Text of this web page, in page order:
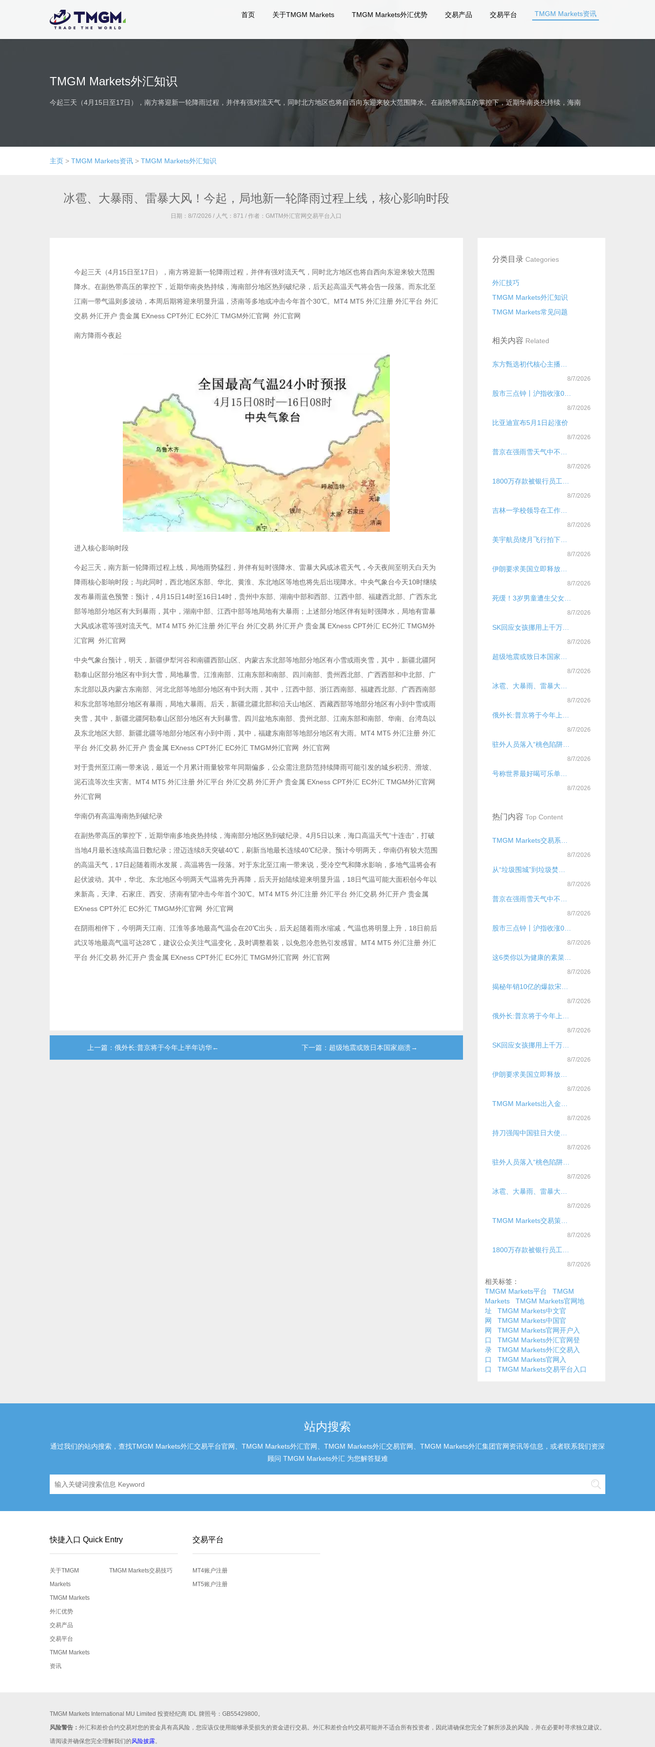
首页 关于TMGM Markets TMGM Markets外汇优势 交易产品 交易平台 TMGM Markets资讯
TMGM Markets外汇知识
今起三天（4月15日至17日），南方将迎新一轮降雨过程，并伴有强对流天气，同时北方地区也将自西向东迎来较大范围降水。在副热带高压的掌控下，近期华南炎热持续，海南
主页 > TMGM Markets资讯 > TMGM Markets外汇知识
冰雹、大暴雨、雷暴大风！今起，局地新一轮降雨过程上线，核心影响时段
日期：8/7/2026 / 人气：871 / 作者：GMTM外汇官网交易平台入口
今起三天（4月15日至17日），南方将迎新一轮降雨过程，并伴有强对流天气，同时北方地区也将自西向东迎来较大范围
降水。在副热带高压的掌控下，近期华南炎热持续，海南部分地区热到破纪录，后天起高温天气将会告一段落。而东北至
江南一带气温则多波动，本周后期将迎来明显升温，济南等多地或冲击今年首个30℃。MT4 MT5 外汇注册 外汇平台 外汇
交易 外汇开户 贵金属 EXness CPT外汇 EC外汇 TMGM外汇官网 外汇官网
南方降雨今夜起
进入核心影响时段
今起三天，南方新一轮降雨过程上线，局地雨势猛烈，并伴有短时强降水、雷暴大风或冰雹天气，今天夜间至明天白天为
降雨核心影响时段；与此同时，西北地区东部、华北、黄淮、东北地区等地也将先后出现降水。中央气象台今天10时继续
发布暴雨蓝色预警：预计，4月15日14时至16日14时，贵州中东部、湖南中部和西部、江西中部、福建西北部、广西东北
部等地部分地区有大到暴雨，其中，湖南中部、江西中部等地局地有大暴雨；上述部分地区伴有短时强降水，局地有雷暴
大风或冰雹等强对流天气。MT4 MT5 外汇注册 外汇平台 外汇交易 外汇开户 贵金属 EXness CPT外汇 EC外汇 TMGM外
汇官网 外汇官网
中央气象台预计，明天，新疆伊犁河谷和南疆西部山区、内蒙古东北部等地部分地区有小雪或雨夹雪，其中，新疆北疆阿
勒泰山区部分地区有中到大雪，局地暴雪。江淮南部、江南东部和南部、四川南部、贵州西北部、广西西部和中北部、广
东北部以及内蒙古东南部、河北北部等地部分地区有中到大雨，其中，江西中部、浙江西南部、福建西北部、广西西南部
和东北部等地部分地区有暴雨，局地大暴雨。后天，新疆北疆北部和沿天山地区、西藏西部等地部分地区有小到中雪或雨
夹雪，其中，新疆北疆阿勒泰山区部分地区有大到暴雪。四川盆地东南部、贵州北部、江南东部和南部、华南、台湾岛以
及东北地区大部、新疆北疆等地部分地区有小到中雨，其中，福建东南部等地部分地区有大雨。MT4 MT5 外汇注册 外汇
平台 外汇交易 外汇开户 贵金属 EXness CPT外汇 EC外汇 TMGM外汇官网 外汇官网
对于贵州至江南一带来说，最近一个月累计雨量较常年同期偏多，公众需注意防范持续降雨可能引发的城乡积涝、滑坡、
泥石流等次生灾害。MT4 MT5 外汇注册 外汇平台 外汇交易 外汇开户 贵金属 EXness CPT外汇 EC外汇 TMGM外汇官网
外汇官网
华南仍有高温海南热到破纪录
在副热带高压的掌控下，近期华南多地炎热持续，海南部分地区热到破纪录。4月5日以来，海口高温天气“十连击”，打破
当地4月最长连续高温日数纪录；澄迈连续8天突破40℃，刷新当地最长连续40℃纪录。预计今明两天，华南仍有较大范围
的高温天气，17日起随着雨水发展，高温将告一段落。对于东北至江南一带来说，受冷空气和降水影响，多地气温将会有
起伏波动。其中，华北、东北地区今明两天气温将先升再降，后天开始陆续迎来明显升温，18日气温可能大面积创今年以
来新高，天津、石家庄、西安、济南有望冲击今年首个30℃。MT4 MT5 外汇注册 外汇平台 外汇交易 外汇开户 贵金属
EXness CPT外汇 EC外汇 TMGM外汇官网 外汇官网
在阴雨相伴下，今明两天江南、江淮等多地最高气温会在20℃出头，后天起随着雨水缩减，气温也将明显上升，18日前后
武汉等地最高气温可达28℃，建议公众关注气温变化，及时调整着装，以免忽冷忽热引发感冒。MT4 MT5 外汇注册 外汇
平台 外汇交易 外汇开户 贵金属 EXness CPT外汇 EC外汇 TMGM外汇官网 外汇官网
上一篇：俄外长:普京将于今年上半年访华← 下一篇：超级地震或致日本国家崩溃→
分类目录 Categories
外汇技巧
TMGM Markets外汇知识
TMGM Markets常见问题
相关内容 Related
8/7/2026
股市三点钟丨沪指收涨0.71%，重返4100点！A股近4000股飘红
8/7/2026
比亚迪宣布5月1日起涨价
8/7/2026
8/7/2026
8/7/2026
吉林一学校领导在工作群发“亲密消息” 引质疑 校方回应：是误发，已批评
8/7/2026
美宇航员绕月飞行拍下罕见“地落”：蓝色地球悄然躲进月球背后
8/7/2026
伊朗要求美国立即释放被扣押船只及人员
8/7/2026
死缓！3岁男童遭生父女友虐待致死案一审宣判
8/7/2026
SK回应女孩挪用上千万打赏主播
8/7/2026
8/7/2026
8/7/2026
8/7/2026
驻外人员落入“桃色陷阱”出卖大量国家秘密，国安机关提示
8/7/2026
号称世界最好喝可乐单瓶售价29元？可乐虽好喝，要警惕肠道被“腐蚀”
8/7/2026
热门内容 Top Content
8/7/2026
8/7/2026
8/7/2026
股市三点钟丨沪指收涨0.71%，重返4100点！A股近4000股飘红
8/7/2026
这6类你以为健康的素菜，其实约等于在“吃油”！
8/7/2026
8/7/2026
8/7/2026
SK回应女孩挪用上千万打赏主播
8/7/2026
伊朗要求美国立即释放被扣押船只及人员
8/7/2026
8/7/2026
8/7/2026
驻外人员落入“桃色陷阱”出卖大量国家秘密，国安机关提示
8/7/2026
8/7/2026
TMGM Markets交易策略优化技巧？
8/7/2026
8/7/2026
相关标签：
TMGM Markets平台
TMGM
Markets
TMGM Markets官网地
址
TMGM Markets中文官
网
TMGM Markets中国官
网
TMGM Markets官网开户入
口
TMGM Markets外汇官网登
录
TMGM Markets外汇交易入
口
TMGM Markets官网入
口
TMGM Markets交易平台入口
站内搜索
通过我们的站内搜索，查找TMGM Markets外汇交易平台官网、TMGM Markets外汇官网、TMGM Markets外汇交易官网、TMGM Markets外汇集团官网资讯等信息，或者联系我们资深
顾问 TMGM Markets外汇 为您解答疑难
快捷入口 Quick Entry
关于TMGM
Markets
TMGM Markets
外汇优势
交易产品
交易平台
TMGM Markets
资讯
TMGM Markets交易技巧
交易平台
MT4账户注册
MT5账户注册
TMGM Markets International MU Limited 投资经纪商 IDL 牌照号：GB55429800。
风险警告： 外汇和差价合约交易对您的资金具有高风险，您应该仅使用能够承受损失的资金进行交易。外汇和差价合约交易可能并不适合所有投资者，因此请确保您完全了解所涉及的风险，并在必要时寻求独立建议。
请阅读并确保您完全理解我们的 风险披露。